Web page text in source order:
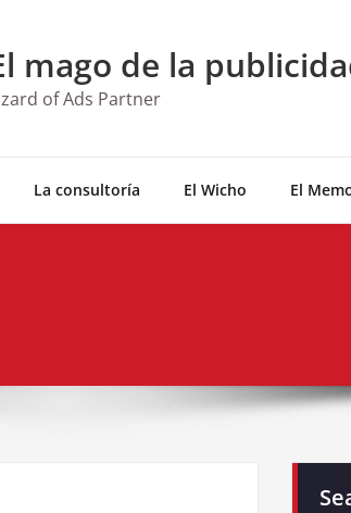
mago de la
of Ads Partner
La consultoría El Wicho El